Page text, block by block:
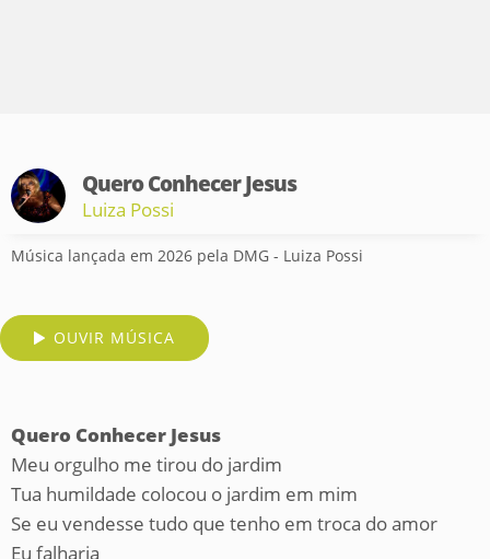
Quero Conhecer Jesus
Luiza Possi
Música lançada em 2026 pela DMG - Luiza Possi
OUVIR MÚSICA
Quero Conhecer Jesus
Meu orgulho me tirou do jardim
Tua humildade colocou o jardim em mim
Se eu vendesse tudo que tenho em troca do amor
Eu falharia